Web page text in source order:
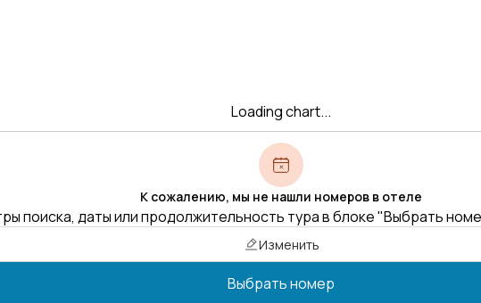
Loading chart...
К сожалению, мы не нашли номеров в отеле
поиска, даты или продолжительность тура в блоке "Выбрать
Изменить
Выбрать номер